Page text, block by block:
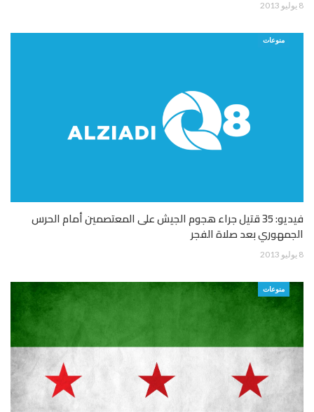
8 يوليو 2013
منوعات
فيديو: 35 قتيل جراء هجوم الجيش على المعتصمين أمام الحرس
الجمهوري بعد صلاة الفجر
8 يوليو 2013
منوعات